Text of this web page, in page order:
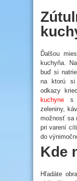
Ďalšou
kuchyňa.
buď si
na ktorú si
odkazy
kuchyne s
zeleniny,
možnosť sa
pri varení
do
Kde
Hľadáte